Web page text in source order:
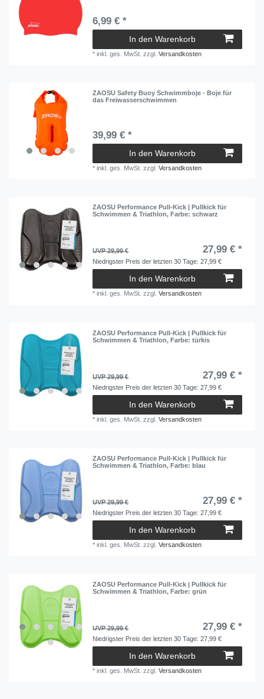
6,99 € *
In den Warenkorb
*inkl. ges. MwSt. zzgl.Versandkosten
ZAOSU Safety Buoy Schwimmboje - Boje für
das Freiwasserschwimmen
39,99 € *
In den Warenkorb
*inkl. ges. MwSt. zzgl.Versandkosten
ZAOSU Performance Pull-Kick | Pullkick für
Schwimmen & Triathlon, Farbe: schwarz
UVP 29,99 € 27,99 € *
Niedrigster Preis der letzten 30 Tage:27,99 €
In den Warenkorb
*inkl. ges. MwSt. zzgl.Versandkosten
ZAOSU Performance Pull-Kick | Pullkick für
Schwimmen & Triathlon, Farbe: türkis
UVP 29,99 € 27,99 € *
Niedrigster Preis der letzten 30 Tage:27,99 €
In den Warenkorb
*inkl. ges. MwSt. zzgl.Versandkosten
ZAOSU Performance Pull-Kick | Pullkick für
Schwimmen & Triathlon, Farbe: blau
UVP 29,99 € 27,99 € *
Niedrigster Preis der letzten 30 Tage:27,99 €
In den Warenkorb
*inkl. ges. MwSt. zzgl.Versandkosten
ZAOSU Performance Pull-Kick | Pullkick für
Schwimmen & Triathlon, Farbe: grün
UVP 29,99 € 27,99 € *
Niedrigster Preis der letzten 30 Tage:27,99 €
In den Warenkorb
*inkl. ges. MwSt. zzgl.Versandkosten